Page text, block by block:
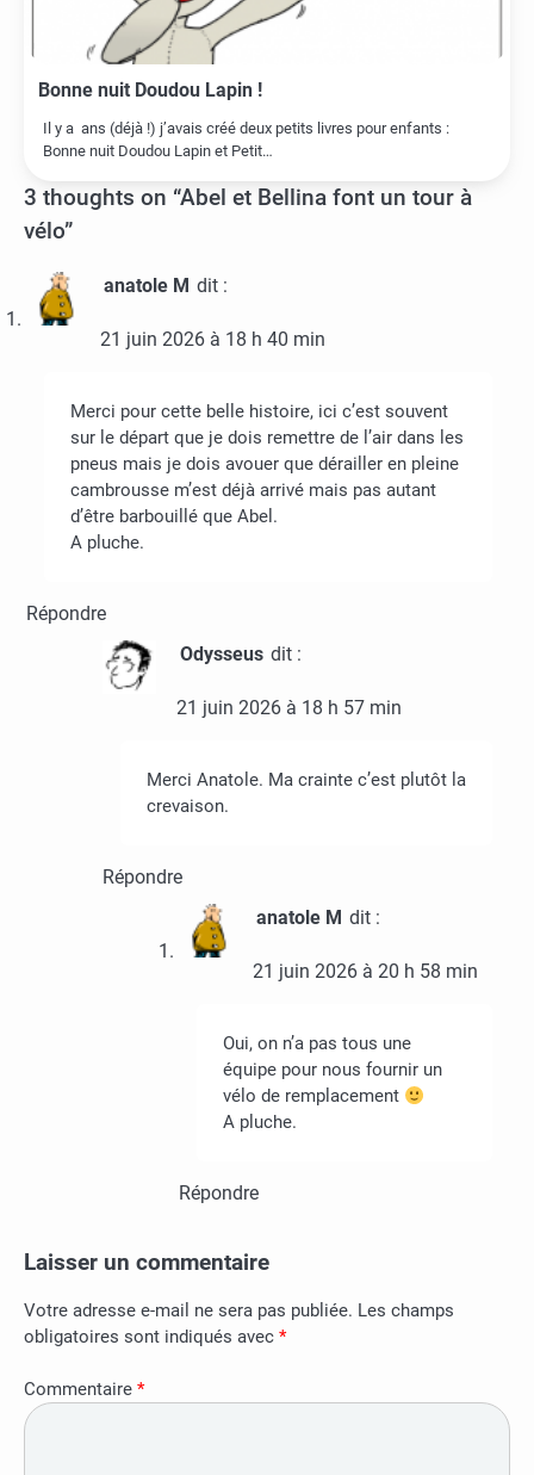
Bonne nuit Doudou Lapin !
Il y a ans (déjà !) j’avais créé deux petits livres pour enfants :
Bonne nuit Doudou Lapin et Petit…
3 thoughts on “Abel et Bellina font un tour à
vélo”
anatole M dit :
21 juin 2026 à 18 h 40 min
Merci pour cette belle histoire, ici c’est souvent
sur le départ que je dois remettre de l’air dans les
pneus mais je dois avouer que dérailler en pleine
cambrousse m’est déjà arrivé mais pas autant
d’être barbouillé que Abel.
A pluche.
Répondre
Odysseus dit :
21 juin 2026 à 18 h 57 min
Merci Anatole. Ma crainte c’est plutôt la
crevaison.
Répondre
anatole M dit :
21 juin 2026 à 20 h 58 min
Oui, on n’a pas tous une
équipe pour nous fournir un
vélo de remplacement
A pluche.
Répondre
Laisser un commentaire
Votre adresse e-mail ne sera pas publiée. Les champs
obligatoires sont indiqués avec *
Commentaire *